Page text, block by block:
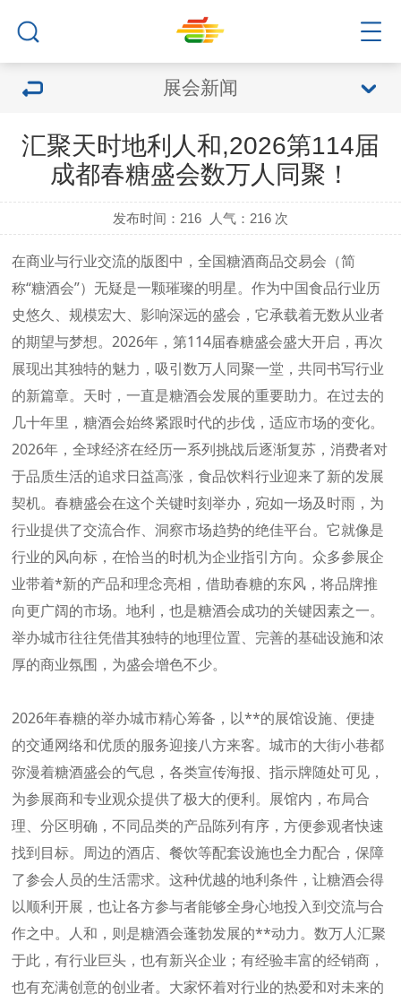
展会新闻
汇聚天时地利人和,2026第114届
成都春糖盛会数万人同聚！
发布时间：216 人气： 216 次
在商业与行业交流的版图中，全国糖酒商品交易会（简
称“糖酒会”）无疑是一颗璀璨的明星。作为中国食品行业历
史悠久、规模宏大、影响深远的盛会，它承载着无数从业者
的期望与梦想。2026年，第114届春糖盛会盛大开启，再次
展现出其独特的魅力，吸引数万人同聚一堂，共同书写行业
的新篇章。天时，一直是糖酒会发展的重要助力。在过去的
几十年里，糖酒会始终紧跟时代的步伐，适应市场的变化。
2026年，全球经济在经历一系列挑战后逐渐复苏，消费者对
于品质生活的追求日益高涨，食品饮料行业迎来了新的发展
契机。春糖盛会在这个关键时刻举办，宛如一场及时雨，为
行业提供了交流合作、洞察市场趋势的绝佳平台。它就像是
行业的风向标，在恰当的时机为企业指引方向。众多参展企
业带着*新的产品和理念亮相，借助春糖的东风，将品牌推
向更广阔的市场。地利，也是糖酒会成功的关键因素之一。
举办城市往往凭借其独特的地理位置、完善的基础设施和浓
厚的商业氛围，为盛会增色不少。
2026年春糖的举办城市精心筹备，以**的展馆设施、便捷
的交通网络和优质的服务迎接八方来客。城市的大街小巷都
弥漫着糖酒盛会的气息，各类宣传海报、指示牌随处可见，
为参展商和专业观众提供了极大的便利。展馆内，布局合
理、分区明确，不同品类的产品陈列有序，方便参观者快速
找到目标。周边的酒店、餐饮等配套设施也全力配合，保障
了参会人员的生活需求。这种优越的地利条件，让糖酒会得
以顺利开展，也让各方参与者能够全身心地投入到交流与合
作之中。人和，则是糖酒会蓬勃发展的**动力。数万人汇聚
于此，有行业巨头，也有新兴企业；有经验丰富的经销商，
也有充满创意的创业者。大家怀着对行业的热爱和对未来的